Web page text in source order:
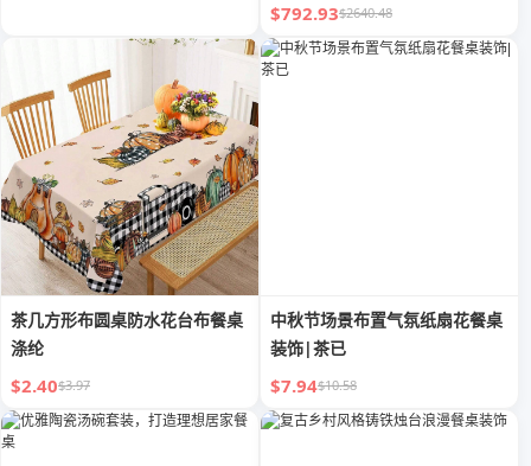
$792.93$2640.48
茶几方形布圆桌防水花台布餐桌
涤纶
$2.40$3.97
中秋节场景布置气氛纸扇花餐桌
装饰|茶已
$7.94$10.58